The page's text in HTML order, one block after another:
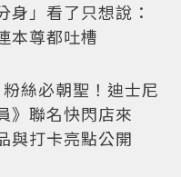
身」看了只想說：
尊都吐槽
絲必朝聖！迪士尼
》聯名快閃店來
與打卡亮點公開